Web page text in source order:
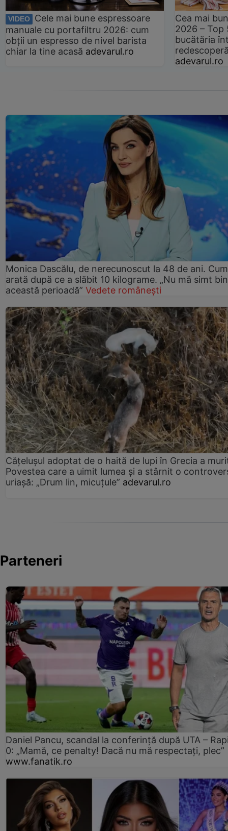
VIDEO
Cele mai bune espressoare
manuale cu portafiltru 2026: cum
obții un espresso de nivel barista
chiar la tine acasă adevarul.ro
Cea mai
2026 –
bucătăria
adevarul.ro
Monica Dascălu, de nerecunoscut la 48 de ani. Cum
arată după ce a slăbit 10 kilograme. „Nu mă simt
această perioadă” Vedete românești
Cățelușul adoptat de o haită de lupi în Grecia a
Povestea care a uimit lumea și a stârnit o
uriașă: „Drum lin, micuțule” adevarul.ro
Parteneri
Daniel Pancu, scandal la conferință după UTA –
0: „Mamă, ce penalty! Dacă nu mă respectați, plec”
www.fanatik.ro